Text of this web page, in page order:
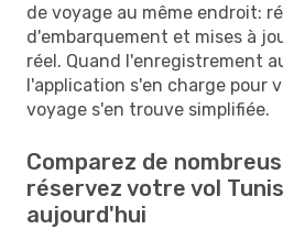
de voyage au même endroit:
d'embarquement et mises à
réel. Quand l'enregistrement
l'application s'en charge pour
voyage s'en trouve simplifiée.
Comparez de
réservez votre vol
aujourd'hui